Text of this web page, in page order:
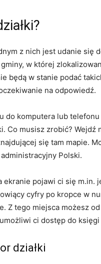
z nich jest udanie się
w której
będą w stanie podać
na odpowiedź.
do komputera lub
Co musisz zrobić? Wejdź
się tam mapie.
Polski.
ekranie pojawi ci się m.in.
cyfry po kropce w
Z tego miejsca możesz
ci dostęp do
działki